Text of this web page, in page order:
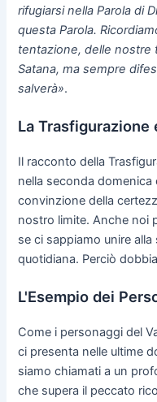
rifugiarsi nella Parola di
questa Parola.
tentazione, delle nostre
Satana, ma sempre
salverà».
La Trasfigurazione
Il racconto della
nella seconda domenica
convinzione della
nostro limite. Anche noi
se ci sappiamo unire
quotidiana. Perciò
L'Esempio dei
Come i personaggi del
ci presenta nelle ultime
siamo chiamati a un
che supera il peccato